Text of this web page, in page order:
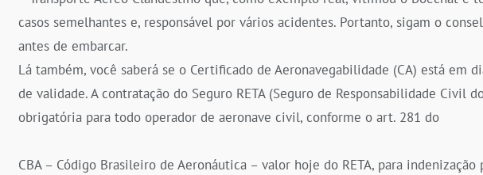
casos semelhantes e, responsável por vários acidentes. Portanto, sigam o
antes de embarcar.
Lá também, você saberá se o Certificado de Aeronavegabilidade (CA) está em
de validade. A contratação do Seguro RETA (Seguro de Responsabilidade Civil
obrigatória para todo operador de aeronave civil, conforme o art. 281 do
CBA – Código Brasileiro de Aeronáutica – valor hoje do RETA, para